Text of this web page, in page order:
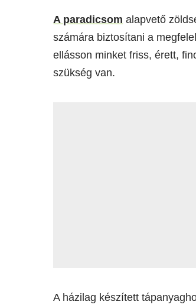
A paradicsom alapvető
számára biztosítani a
ellásson minket friss, érett,
szükség van.
A házilag készített